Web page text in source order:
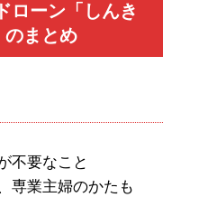
ローン「しんき
のまとめ
不要なこと
専業主婦のかたも